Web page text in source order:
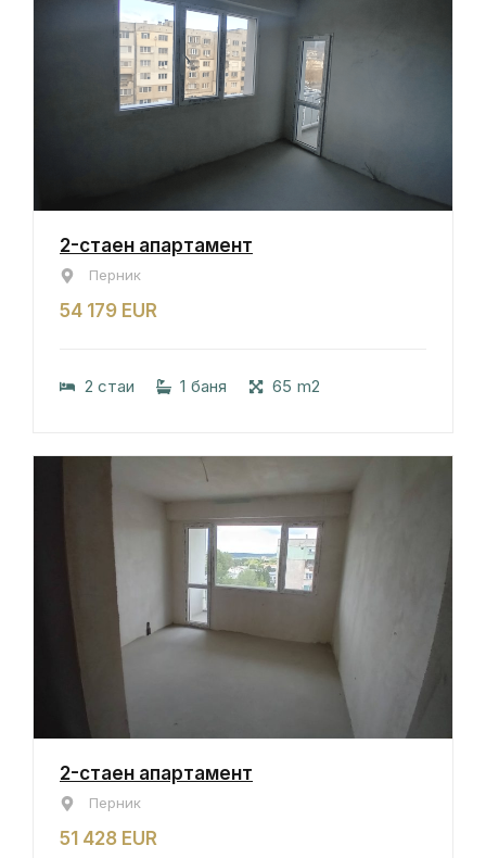
2-стаен апартамент
Перник
54 179 EUR
2 стаи 1 баня 65 m2
2-стаен апартамент
Перник
51 428 EUR